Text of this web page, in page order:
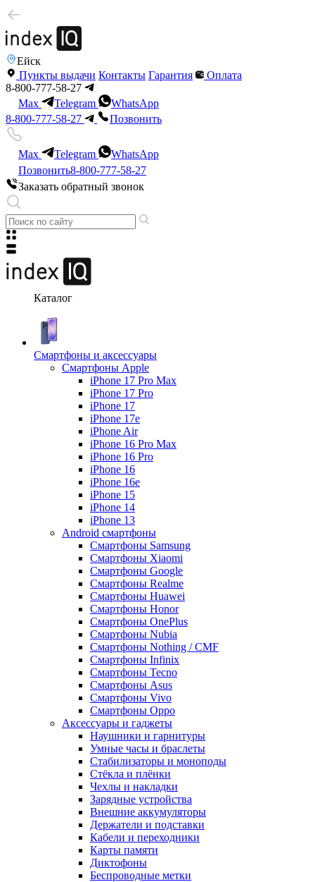
Ейск
Пункты выдачи Контакты Гарантия
Оплата
8-800-777-58-27
Max
Telegram
WhatsApp
8-800-777-58-27
Позвонить
Max Telegram
WhatsApp
Позвонить8-800-777-58-27
Заказать обратный звонок
Каталог
Смартфоны и аксессуары
Смартфоны Apple
iPhone 17 Pro Max
iPhone 17 Pro
iPhone 17
iPhone 17e
iPhone Air
iPhone 16 Pro Max
iPhone 16 Pro
iPhone 16
iPhone 16e
iPhone 15
iPhone 14
iPhone 13
Android cмартфоны
Смартфоны Samsung
Смартфоны Xiaomi
Смартфоны Google
Смартфоны Realme
Смартфоны Huawei
Смартфоны Honor
Смартфоны OnePlus
Смартфоны Nubia
Смартфоны Nothing / CMF
Смартфоны Infinix
Смартфоны Tecno
Смартфоны Asus
Смартфоны Vivo
Смартфоны Oppo
Аксессуары и гаджеты
Наушники и гарнитуры
Умные часы и браслеты
Стабилизаторы и моноподы
Стёкла и плёнки
Чехлы и накладки
Зарядные устройства
Внешние аккумуляторы
Держатели и подставки
Кабели и переходники
Карты памяти
Диктофоны
Беспроводные метки